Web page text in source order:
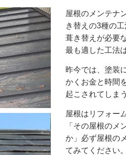
屋根のメンテナ
き替えの3種の
葺き替えが必要
最も適した工法
昨今では、塗装
かくお金と時間
起こされてしま
屋根はリフォー
「その屋根のメ
か」必ず屋根の
てみてください